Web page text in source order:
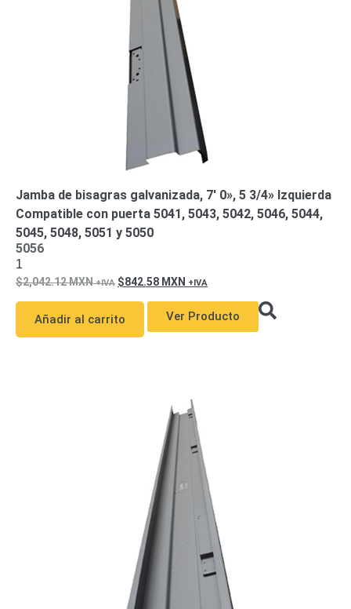
Jamba de bisagras galvanizada, 7′ 0», 5 3/4» Izquierda
Compatible con puerta 5041, 5043, 5042, 5046, 5044,
5045, 5048, 5051 y 5050
5056
1
2,042.12MXN 842.58 MXN
Añadir al carrito Ver Producto